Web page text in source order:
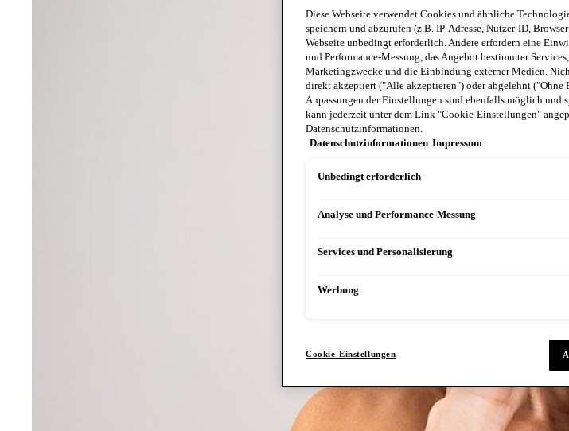
Diese Webseite verwendet Cookies und ähnliche
speichern und abzurufen (z.B. IP-Adresse, Nutzer-ID,
Webseite unbedingt erforderlich. Andere erfordern eine
und Performance-Messung, das Angebot bestimmter
Marketingzwecke und die Einbindung externer Medien.
direkt akzeptiert ("Alle akzeptieren") oder abgelehnt
Anpassungen der Einstellungen sind ebenfalls möglich und
kann jederzeit unter dem Link "Cookie-Einstellungen"
Datenschutzinformationen.
Datenschutzinformationen Impressum
Unbedingt erforderlich
Analyse und Performance-Messung
Services und Personalisierung
Werbung
Cookie-Einstellungen